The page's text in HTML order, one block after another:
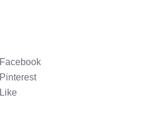
Facebook
Pinterest
Like